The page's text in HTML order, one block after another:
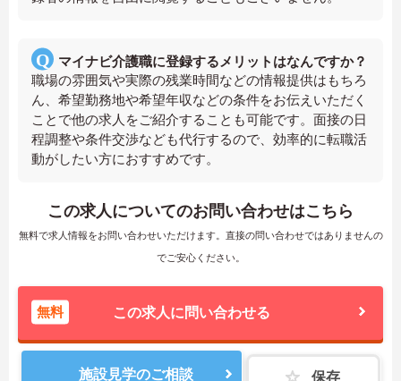
マイナビ介護職に登録するメリットはなんですか？
職場の雰囲気や実際の残業時間などの情報提供はもちろ
ん、希望勤務地や希望年収などの条件をお伝えいただく
ことで他の求人をご紹介することも可能です。面接の日
程調整や条件交渉なども代行するので、効率的に転職活
動がしたい方におすすめです。
この求人についてのお問い合わせはこちら
無料で求人情報をお問い合わせいただけます。直接の問い合わせではありませんの
でご安心ください。
無料 この求人に問い合わせる
施設見学のご相談 保存